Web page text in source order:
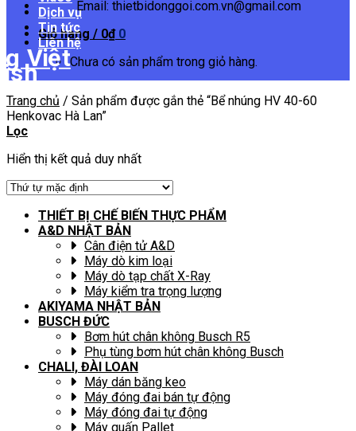
Email: thietbidonggoi.com.vn@gmail.com
Giỏ hàng / 0₫ 0
Chưa có sản phẩm trong giỏ hàng.
Dịch vụ
Tin tức
Liên hệ
Trang chủ / Sản phẩm được gắn thẻ “Bể nhúng HV 40-60
Henkovac Hà Lan”
Lọc
Hiển thị kết quả duy nhất
THIẾT BỊ CHẾ BIẾN THỰC PHẨM
A&D NHẬT BẢN
Cân điện tử A&D
Máy dò kim loại
Máy dò tạp chất X-Ray
Máy kiểm tra trọng lượng
AKIYAMA NHẬT BẢN
BUSCH ĐỨC
Bơm hút chân không Busch R5
Phụ tùng bơm hút chân không Busch
CHALI, ĐÀI LOAN
Máy dán băng keo
Máy đóng đai bán tự động
Máy đóng đai tự động
Máy quấn Pallet